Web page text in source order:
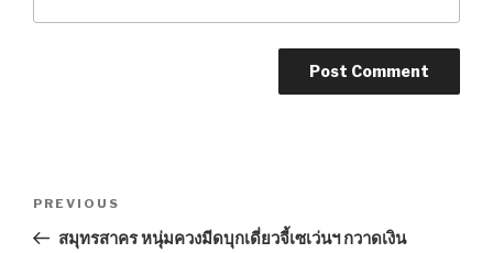
Previous
Post
PREVIOUS
สมุทรสาคร หนุ่มควงมีดบุกเดี่ยวจี้เซเว่นฯ กวาดเงิน